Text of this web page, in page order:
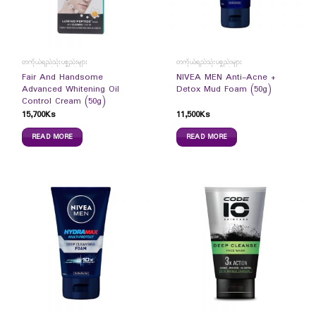
တကိုယ်ရည်သုံးပစ္စည်းများ
Fair And Handsome
Advanced Whitening Oil
Control Cream (50g)
15,700Ks
READ MORE
တကိုယ်ရည်သုံးပစ္စည်းများ
NIVEA MEN Anti-Acne +
Detox Mud Foam (50g)
11,500Ks
READ MORE